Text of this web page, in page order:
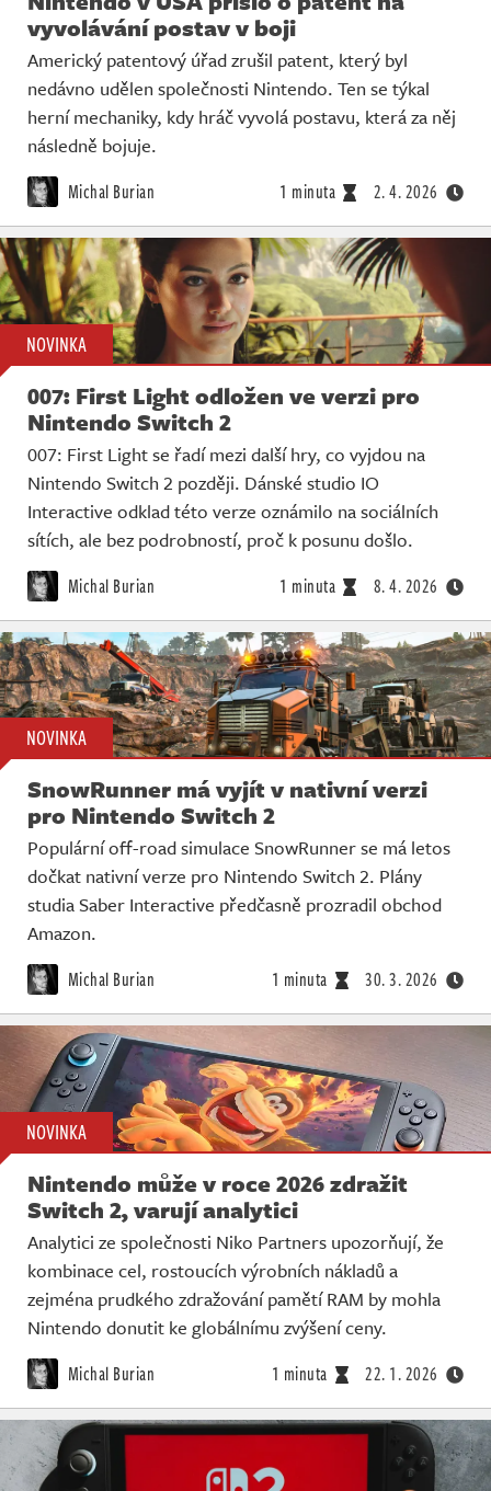
vyvolávání postav v boji
Americký patentový úřad zrušil patent, který byl
nedávno udělen společnosti Nintendo. Ten se týkal
herní mechaniky, kdy hráč vyvolá postavu, která za něj
následně bojuje.
Michal Burian 1 minuta 2. 4. 2026
NOVINKA
007: First Light odložen ve verzi pro
Nintendo Switch 2
007: First Light se řadí mezi další hry, co vyjdou na
Nintendo Switch 2 později. Dánské studio IO
Interactive odklad této verze oznámilo na sociálních
sítích, ale bez podrobností, proč k posunu došlo.
Michal Burian 1 minuta 8. 4. 2026
NOVINKA
SnowRunner má vyjít v nativní verzi
pro Nintendo Switch 2
Populární off-road simulace SnowRunner se má letos
dočkat nativní verze pro Nintendo Switch 2. Plány
studia Saber Interactive předčasně prozradil obchod
Amazon.
Michal Burian 1 minuta 30. 3. 2026
NOVINKA
Nintendo může v roce 2026 zdražit
Switch 2, varují analytici
Analytici ze společnosti Niko Partners upozorňují, že
kombinace cel, rostoucích výrobních nákladů a
zejména prudkého zdražování pamětí RAM by mohla
Nintendo donutit ke globálnímu zvýšení ceny.
Michal Burian 1 minuta 22. 1. 2026